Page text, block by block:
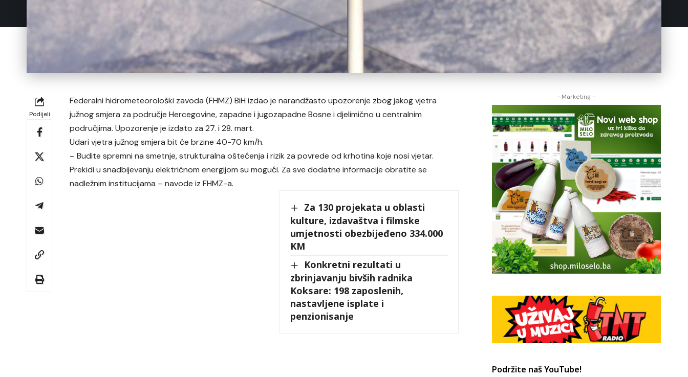
Podijeli
Federalni hidrometeorološki zavoda (FHMZ) BiH izdao je narandžasto upozorenje zbog jakog vjetra
južnog smjera za područje Hercegovine, zapadne i jugozapadne Bosne i djelimično u centralnim
područjima. Upozorenje je izdato za 27. i 28. mart.
Udari vjetra južnog smjera bit će brzine 40-70 km/h.
– Budite spremni na smetnje, strukturalna oštećenja i rizik za povrede od krhotina koje nosi vjetar.
Prekidi u snadbijevanju električnom energijom su mogući. Za sve dodatne informacije obratite se
nadležnim institucijama – navode iz FHMZ-a.
Za 130 projekata u oblasti
kulture, izdavaštva i filmske
umjetnosti obezbijeđeno 334.000
KM
Konkretni rezultati u
zbrinjavanju bivših radnika
Koksare: 198 zaposlenih,
nastavljene isplate i
penzionisanje
- Marketing -
Podržite naš YouTube!